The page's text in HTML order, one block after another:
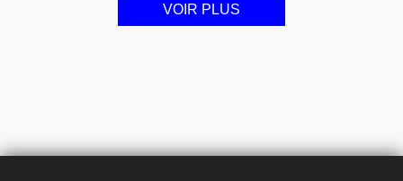
VOIR PLUS